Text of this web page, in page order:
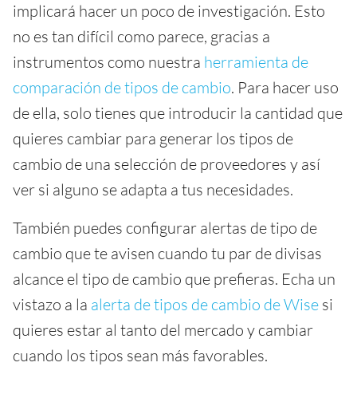
implicará hacer un poco de investigación. Esto
no es tan difícil como parece, gracias a
instrumentos como nuestra herramienta de
comparación de tipos de cambio. Para hacer uso
de ella, solo tienes que introducir la cantidad que
quieres cambiar para generar los tipos de
cambio de una selección de proveedores y así
ver si alguno se adapta a tus necesidades.
También puedes configurar alertas de tipo de
cambio que te avisen cuando tu par de divisas
alcance el tipo de cambio que prefieras. Echa un
vistazo a la alerta de tipos de cambio de Wise si
quieres estar al tanto del mercado y cambiar
cuando los tipos sean más favorables.